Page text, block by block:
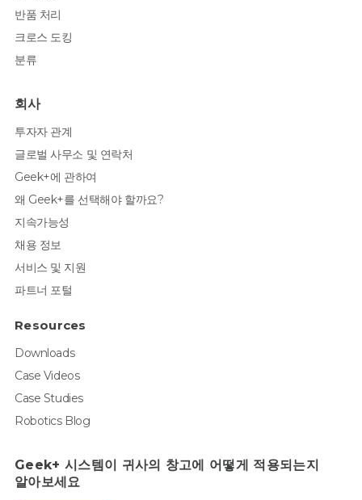
반품 처리
크로스 도킹
분류
회사
투자자 관계
글로벌 사무소 및 연락처
Geek+에 관하여
왜 Geek+를 선택해야 할까요?
지속가능성
채용 정보
서비스 및 지원
파트너 포털
Resources
Downloads
Case Videos
Case Studies
Robotics Blog
Geek+ 시스템이 귀사의 창고에 어떻게 적용되는지
알아보세요